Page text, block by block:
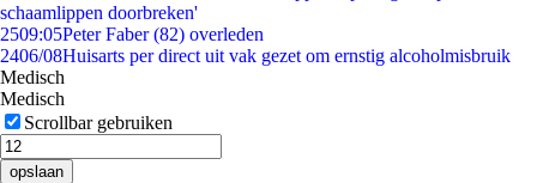
schaamlippen doorbreken'
2509:05Peter Faber (82) overleden
2406/08Huisarts per direct uit vak gezet om ernstig alcoholmisbruik
Medisch
Medisch
Scrollbar gebruiken
opslaan